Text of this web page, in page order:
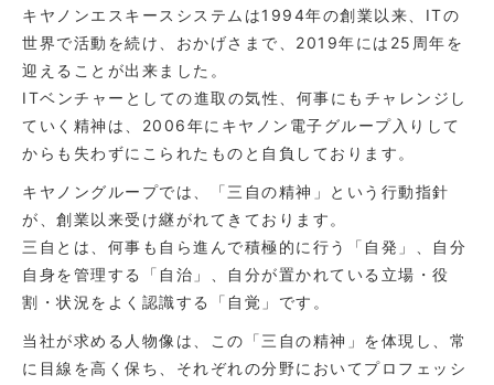
キヤノンエスキースシステムは1994年の創業以来、ITの
世界で活動を続け、おかげさまで、2019年には25周年を
迎えることが出来ました。
ITベンチャーとしての進取の気性、何事にもチャレンジし
ていく精神は、2006年にキヤノン電子グループ入りして
からも失わずにこられたものと自負しております。
キヤノングループでは、「三自の精神」という行動指針
が、創業以来受け継がれてきております。
三自とは、何事も自ら進んで積極的に行う「自発」、自分
自身を管理する「自治」、自分が置かれている立場・役
割・状況をよく認識する「自覚」です。
当社が求める人物像は、この「三自の精神」を体現し、常
に目線を高く保ち、それぞれの分野においてプロフェッシ